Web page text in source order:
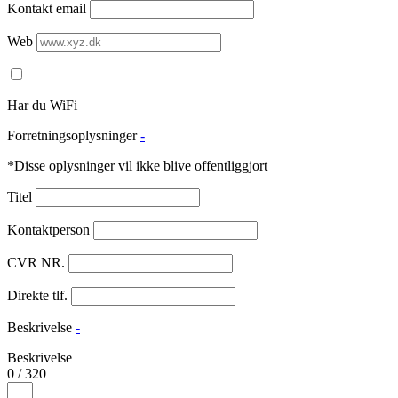
Kontakt email
Web
Har du WiFi
Forretningsoplysninger -
*Disse oplysninger vil ikke blive offentliggjort
Titel
Kontaktperson
CVR NR.
Direkte tlf.
Beskrivelse -
Beskrivelse
0 /320